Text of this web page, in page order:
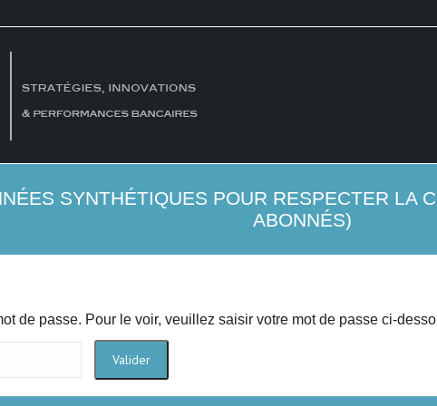
SYNTHÉTIQUES POUR RESPECTER LA
ABONNÉS)
de passe. Pour le voir, veuillez saisir votre mot de passe ci-